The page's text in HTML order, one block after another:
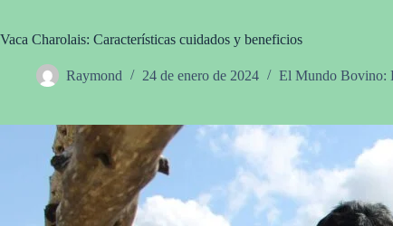
Vaca Charolais: Características cuidados y beneficios
Raymond 24 de enero de 2024 El Mundo Bovino: